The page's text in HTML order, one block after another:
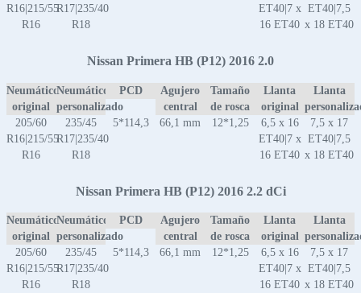
R16|215/55
R16
R17|235/40
R18
ET40|7 x
16 ET40
ET40|7,5
x 18 ET40
Nissan Primera HB (P12) 2016 2.0
Neumático
original
Neumático
personalizado
PCD
Agujero
central
Tamaño
de rosca
Llanta
original
Llanta
205/60
R16|215/55
R16
235/45
R17|235/40
R18
5*114,3 66,1 mm 12*1,25
6,5 x 16
ET40|7 x
16 ET40
7,5 x 17
ET40|7,5
x 18 ET40
Nissan Primera HB (P12) 2016 2.2 dCi
Neumático
original
Neumático
personalizado
PCD
Agujero
central
Tamaño
de rosca
Llanta
original
Llanta
205/60
R16|215/55
R16
235/45
R17|235/40
R18
5*114,3 66,1 mm 12*1,25
6,5 x 16
ET40|7 x
16 ET40
7,5 x 17
ET40|7,5
x 18 ET40